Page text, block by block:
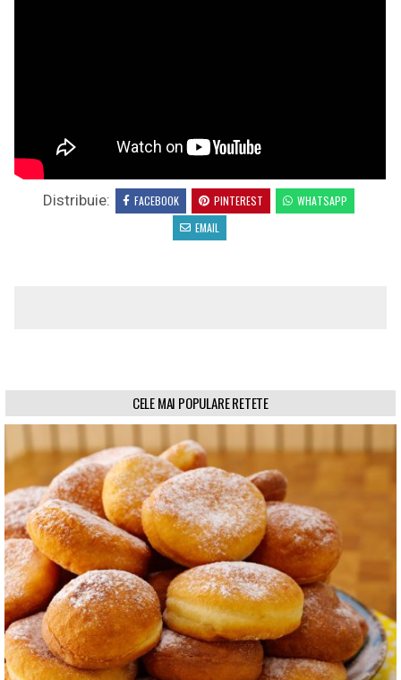
Distribuie: FACEBOOK PINTEREST
WHATSAPP
EMAIL
CELE MAI POPULARE RETETE